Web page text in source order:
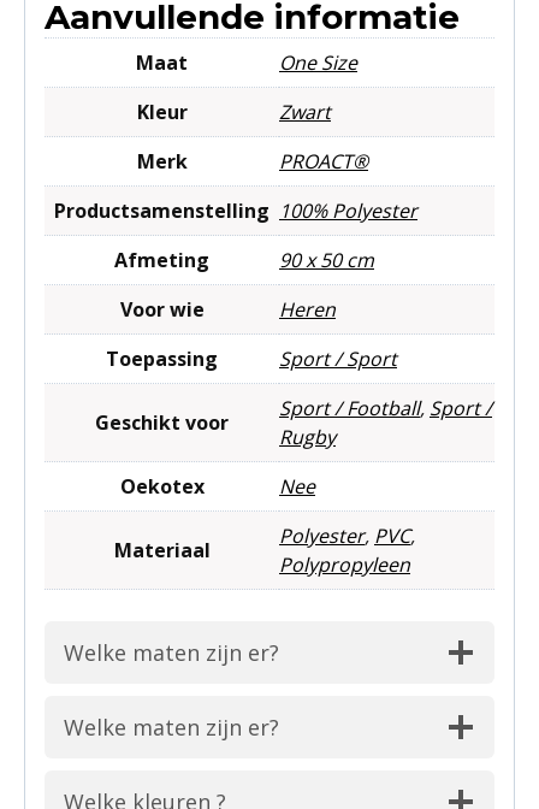
Aanvullende informatie
Maat
One Size
Kleur
Zwart
Merk
PROACT®
Productsamenstelling 100% Polyester
Afmeting
90 x 50 cm
Voor wie
Heren
Toepassing
Sport / Sport
Geschikt voor
Sport / Football, Sport /
Rugby
Oekotex
Nee
Materiaal
Polyester, PVC,
Polypropyleen
Welke maten zijn er?
Welke maten zijn er?
Welke kleuren ?